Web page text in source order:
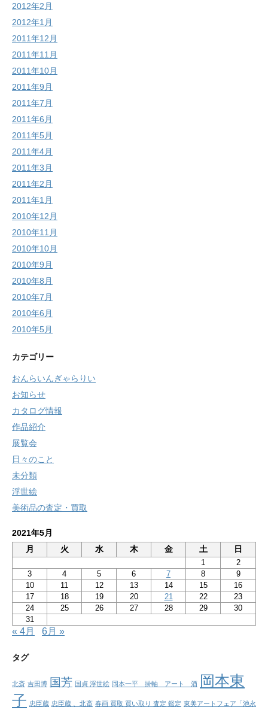
2012年2月
2012年1月
2011年12月
2011年11月
2011年10月
2011年9月
2011年7月
2011年6月
2011年5月
2011年4月
2011年3月
2011年2月
2011年1月
2010年12月
2010年11月
2010年10月
2010年9月
2010年8月
2010年7月
2010年6月
2010年5月
カテゴリー
おんらいんぎゃらりい
お知らせ
カタログ情報
作品紹介
展覧会
日々のこと
未分類
浮世絵
美術品の査定・買取
2021年5月
月
火 水 木 金 土 日
1
2
3
4 5 6 7 8
9
10
11 12 13 14 15
16
17
18 19 20 21 22
23
24
25 26 27 28 29
30
31
« 4月 6月 »
タグ
北斎 吉田博 国芳 国貞 浮世絵 岡本一平 掛軸 アート 酒
岡本東
子 忠臣蔵 忠臣蔵 、北斎 春画 買取 買い取り 査定 鑑定 東美アートフェア「池永